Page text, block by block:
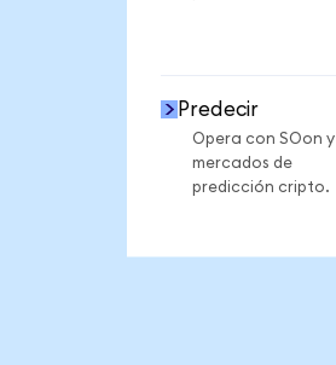
Predecir
Opera con SOon y
mercados de
predicción cripto.